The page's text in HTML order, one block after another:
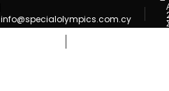
info@specialolympics.com.cy